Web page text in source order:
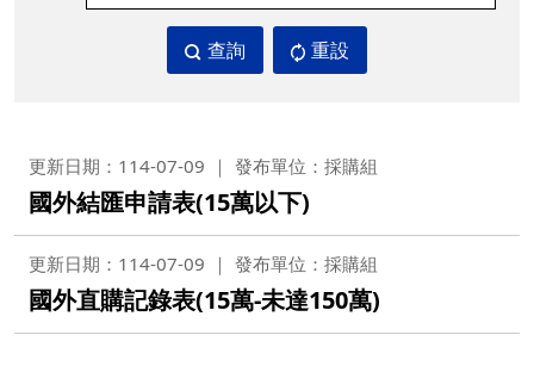
查詢 重設
更新日期：114-07-09 發布單位：採購組
國外結匯申請表(15萬以下)
更新日期：114-07-09 發布單位：採購組
國外直購記錄表(15萬-未達150萬)